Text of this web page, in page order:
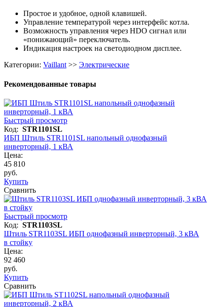
Простое и удобное, одной клавишей.
Управление температурой через интерфейс котла.
Возможность управления через HDO сигнал или
«понижающий» переключатель.
Индикация настроек на светодиодном дисплее.
Категории: Vaillant >> Электрические
Рекомендованные товары
Быстрый просмотр
Код: STR1101SL
ИБП Штиль STR1101SL напольный однофазный
инверторный, 1 кВА
Цена:
45 810
руб.
Купить
Сравнить
Быстрый просмотр
Код: STR1103SL
Штиль STR1103SL ИБП однофазный инверторный, 3 кВА
в стойку
Цена:
92 460
руб.
Купить
Сравнить